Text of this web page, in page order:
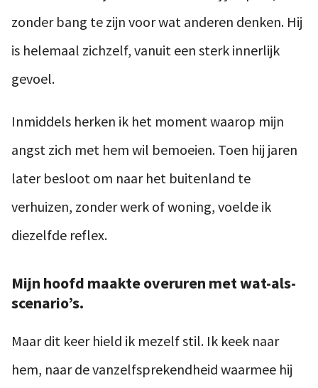
zonder bang te zijn voor wat anderen denken. Hij
is helemaal zichzelf, vanuit een sterk innerlijk
gevoel.
Inmiddels herken ik het moment waarop mijn
angst zich met hem wil bemoeien. Toen hij jaren
later besloot om naar het buitenland te
verhuizen, zonder werk of woning, voelde ik
diezelfde reflex.
Mijn hoofd maakte overuren met wat-als-
scenario’s.
Maar dit keer hield ik mezelf stil. Ik keek naar
hem, naar de vanzelfsprekendheid waarmee hij